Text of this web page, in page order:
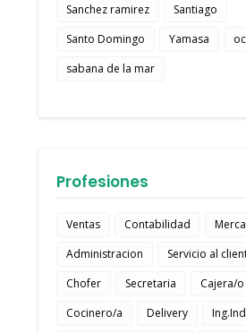
Sanchez ramirez
Santiago
Santo Domingo
Yamasa
sabana de la mar
Profesiones
Ventas Contabilidad
Administracion
Servicio al
Chofer
Secretaria
Cajera/o
Cocinero/a
Delivery